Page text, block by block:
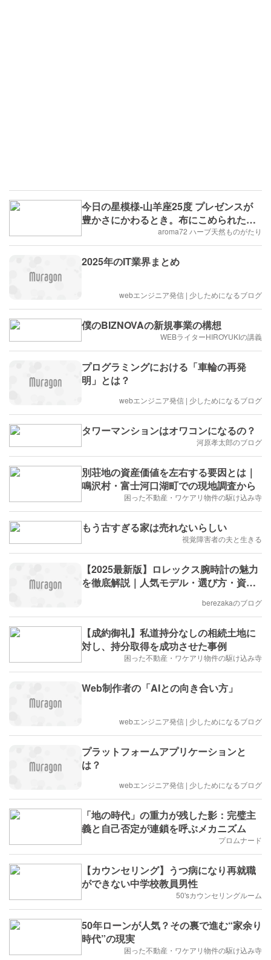
今日の星模様-山羊座25度 プレゼンスが
豊かさにかわるとき。布にこめられた魔
aroma72 ハーブ天然ものがたり
2025年のIT業界まとめ
webエンジニア発信 | 少しためになるブログ
僕のBIZNOVAの新規事業の構想
WEBライターHIROYUKIの講義
プログラミングにおける「車輪の再発
明」とは？
webエンジニア発信 | 少しためになるブログ
タワーマンションはオワコンになるの？
河原孝太郎のブログ
別荘地の資産価値を左右する要因とは｜
鳴沢村・富士河口湖町での現地調査から
困った不動産・ワケアリ物件の駆け込み寺
もう古すぎる家は売れないらしい
視覚障害者の夫と生きる
【2025最新版】ロレックス腕時計の魅力
を徹底解説｜人気モデル・選び方・資産
berezakaのブログ
【成約御礼】私道持分なしの相続土地に
対し、持分取得を成功させた事例
困った不動産・ワケアリ物件の駆け込み寺
Web制作者の「AIとの向き合い方」
webエンジニア発信 | 少しためになるブログ
プラットフォームアプリケーションと
は？
webエンジニア発信 | 少しためになるブログ
「地の時代」の重力が残した影：完璧主
義と自己否定が連鎖を呼ぶメカニズム
プロムナード
【カウンセリング】うつ病になり再就職
ができない中学校教員男性
50'sカウンセリングルーム
50年ローンが人気？その裏で進む“家余り
時代”の現実
困った不動産・ワケアリ物件の駆け込み寺